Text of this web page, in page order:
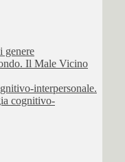
genere
Il Male Vicino
interpersonale.
cognitivo-